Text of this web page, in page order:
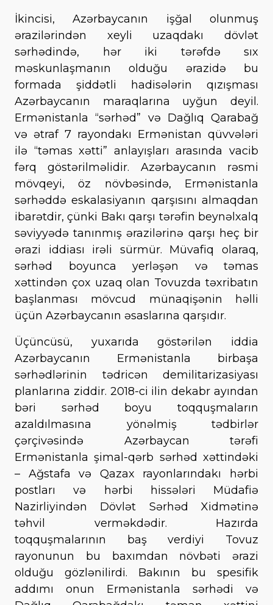
İkincisi, Azərbaycanın işğal olunmuş
ərazilərindən xeyli uzaqdakı dövlət
sərhədində, hər iki tərəfdə sıx
məskunlaşmanın olduğu ərazidə bu
formada şiddətli hadisələrin qızışması
Azərbaycanın maraqlarına uyğun deyil.
Ermənistanla “sərhəd” və Dağlıq Qarabağ
və ətraf 7 rayondakı Ermənistan qüvvələri
ilə “təmas xətti” anlayışları arasında vacib
fərq göstərilməlidir. Azərbaycanın rəsmi
mövqeyi, öz növbəsində, Ermənistanla
sərhəddə eskalasiyanın qarşısını almaqdan
ibarətdir, çünki Bakı qarşı tərəfin beynəlxalq
səviyyədə tanınmış ərazilərinə qarşı heç bir
ərazi iddiası irəli sürmür. Müvafiq olaraq,
sərhəd boyunca yerləşən və təmas
xəttindən çox uzaq olan Tovuzda təxribatın
başlanması mövcud münaqişənin həlli
üçün Azərbaycanın əsaslarına qarşıdır.
Üçüncüsü, yuxarıda göstərilən iddia
Azərbaycanın Ermənistanla birbaşa
sərhədlərinin tədricən demilitarizasiyası
planlarına ziddir. 2018-ci ilin dekabr ayından
bəri sərhəd boyu toqquşmaların
azaldılmasına yönəlmiş tədbirlər
çərçivəsində Azərbaycan tərəfi
Ermənistanla şimal-qərb sərhəd xəttindəki
– Ağstafa və Qazax rayonlarındakı hərbi
postları və hərbi hissələri Müdafiə
Nazirliyindən Dövlət Sərhəd Xidmətinə
təhvil verməkdədir. Hazırda
toqquşmalarının baş verdiyi Tovuz
rayonunun bu baxımdan növbəti ərazi
olduğu gözlənilirdi. Bakının bu spesifik
addımı onun Ermənistanla sərhədi və